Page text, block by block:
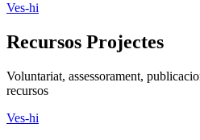
Ves-hi
Recursos Projectes
Voluntariat, assessorament,
recursos
Ves-hi